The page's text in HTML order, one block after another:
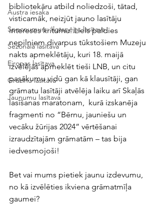
Austra iesaka
Specnumurs: Ilgtspējas lasītava
Sezonālā lasītava
Eiropas lasītava
Gruzīnu lasītava
Jaunumu lasītava
bibliotekāru atbild noliedzoši, tātad,
visticamāk, neizjūt jauno lasītāju
intereses kritumu. Liels paldies
nepilniem divarpus tūkstošiem Muzeju
nakts apmeklētāju, kuri 18. maijā
izvēlējās apmeklēt tieši LNB, un citu
pasākumu vidū gan kā klausītāji, gan
grāmatu lasītāji atvēlēja laiku arī Skaļās
lasīšanas maratonam,  kurā izskanēja
fragmenti no “Bērnu, jauniešu un
vecāku žūrijas 2024” vērtēšanai
izraudzītajām grāmatām – tas bija
iedvesmojoši!
Bet vai mums pietiek jaunu izdevumu,
no kā izvēlēties ikviena grāmatmīļa
gaumei?